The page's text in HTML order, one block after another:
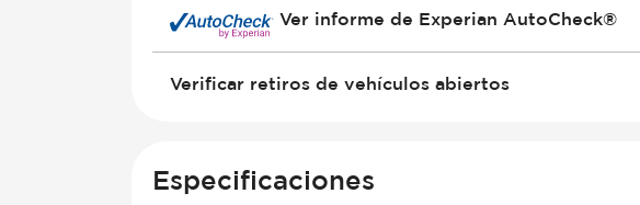
Ver informe de Experian AutoCheck®
Verificar retiros de vehículos abiertos
Especificaciones